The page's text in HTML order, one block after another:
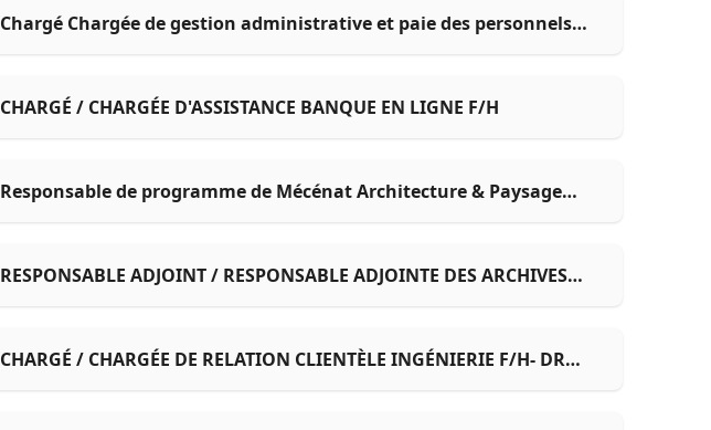
Chargé Chargée de gestion administrative et paie des personnels
CHARGÉ / CHARGÉE D'ASSISTANCE BANQUE EN LIGNE F/H
Responsable de programme de Mécénat Architecture & Paysage
RESPONSABLE ADJOINT / RESPONSABLE ADJOINTE DES ARCHIVES
CHARGÉ / CHARGÉE DE RELATION CLIENTÈLE INGÉNIERIE F/H- DR